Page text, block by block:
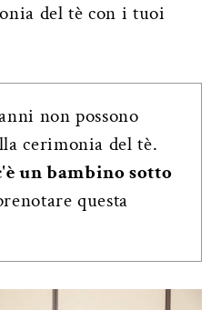
del tè con i tuoi
non possono
cerimonia del tè.
un bambino sotto
questa